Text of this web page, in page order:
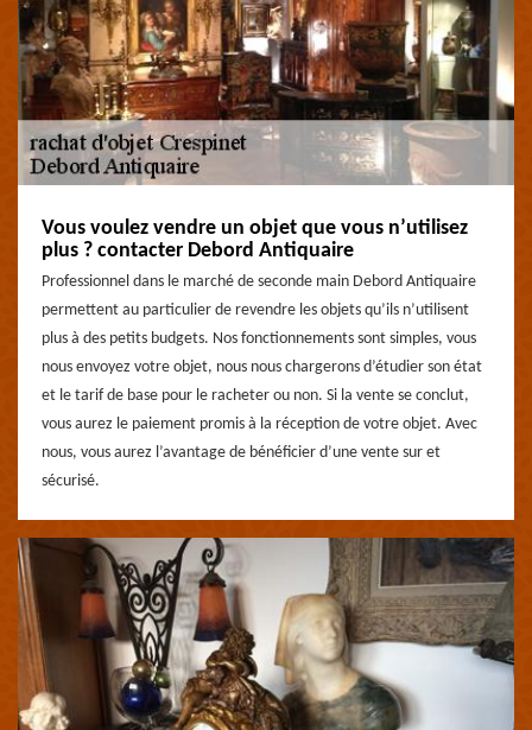
Vous voulez vendre un objet que vous n’utilisez
plus ? contacter Debord Antiquaire
Professionnel dans le marché de seconde main Debord Antiquaire
permettent au particulier de revendre les objets qu’ils n’utilisent
plus à des petits budgets. Nos fonctionnements sont simples, vous
nous envoyez votre objet, nous nous chargerons d’étudier son état
et le tarif de base pour le racheter ou non. Si la vente se conclut,
vous aurez le paiement promis à la réception de votre objet. Avec
nous, vous aurez l’avantage de bénéficier d’une vente sur et
sécurisé.